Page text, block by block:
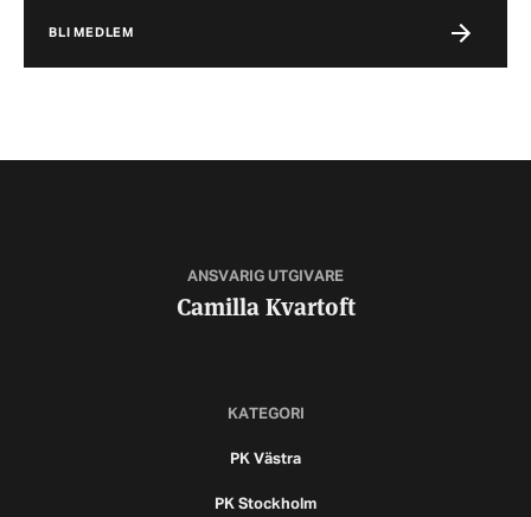
BLI MEDLEM
ANSVARIG UTGIVARE
Camilla Kvartoft
KATEGORI
PK Västra
PK Stockholm